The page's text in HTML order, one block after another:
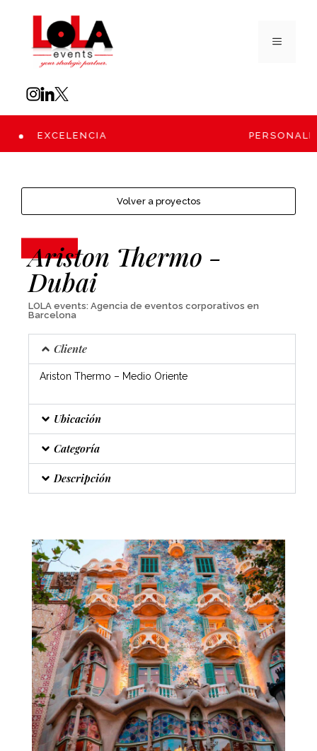
EXCELENCIA
Volver a proyectos
Ariston Thermo -
Dubai
LOLA events: Agencia de eventos corporativos en
Barcelona
Cliente
Ariston Thermo – Medio Oriente
Ubicación
Categoría
Descripción